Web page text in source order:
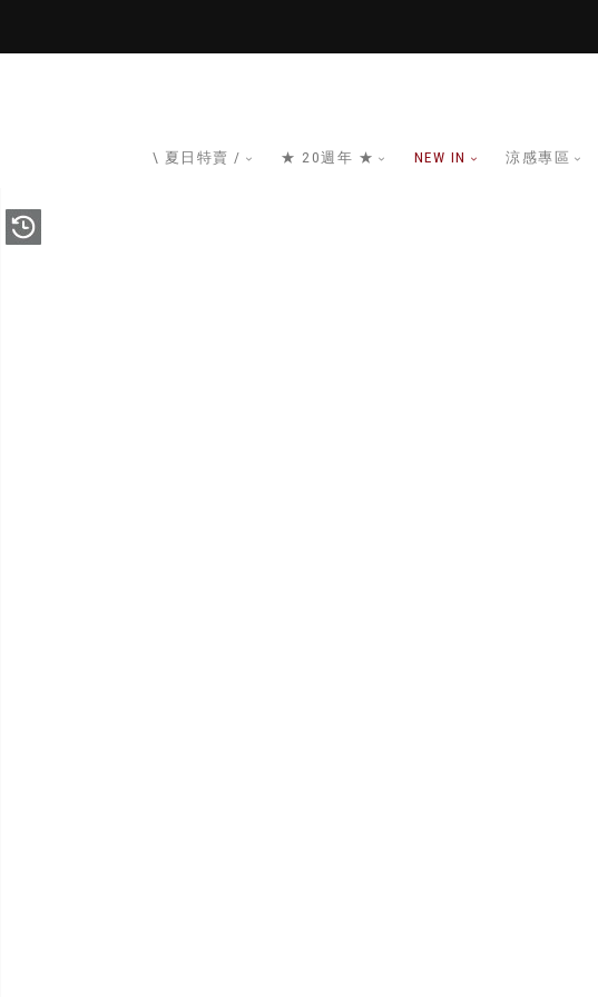
\ 夏日特賣 / ★ 20週年 ★ NEW IN 涼感專區